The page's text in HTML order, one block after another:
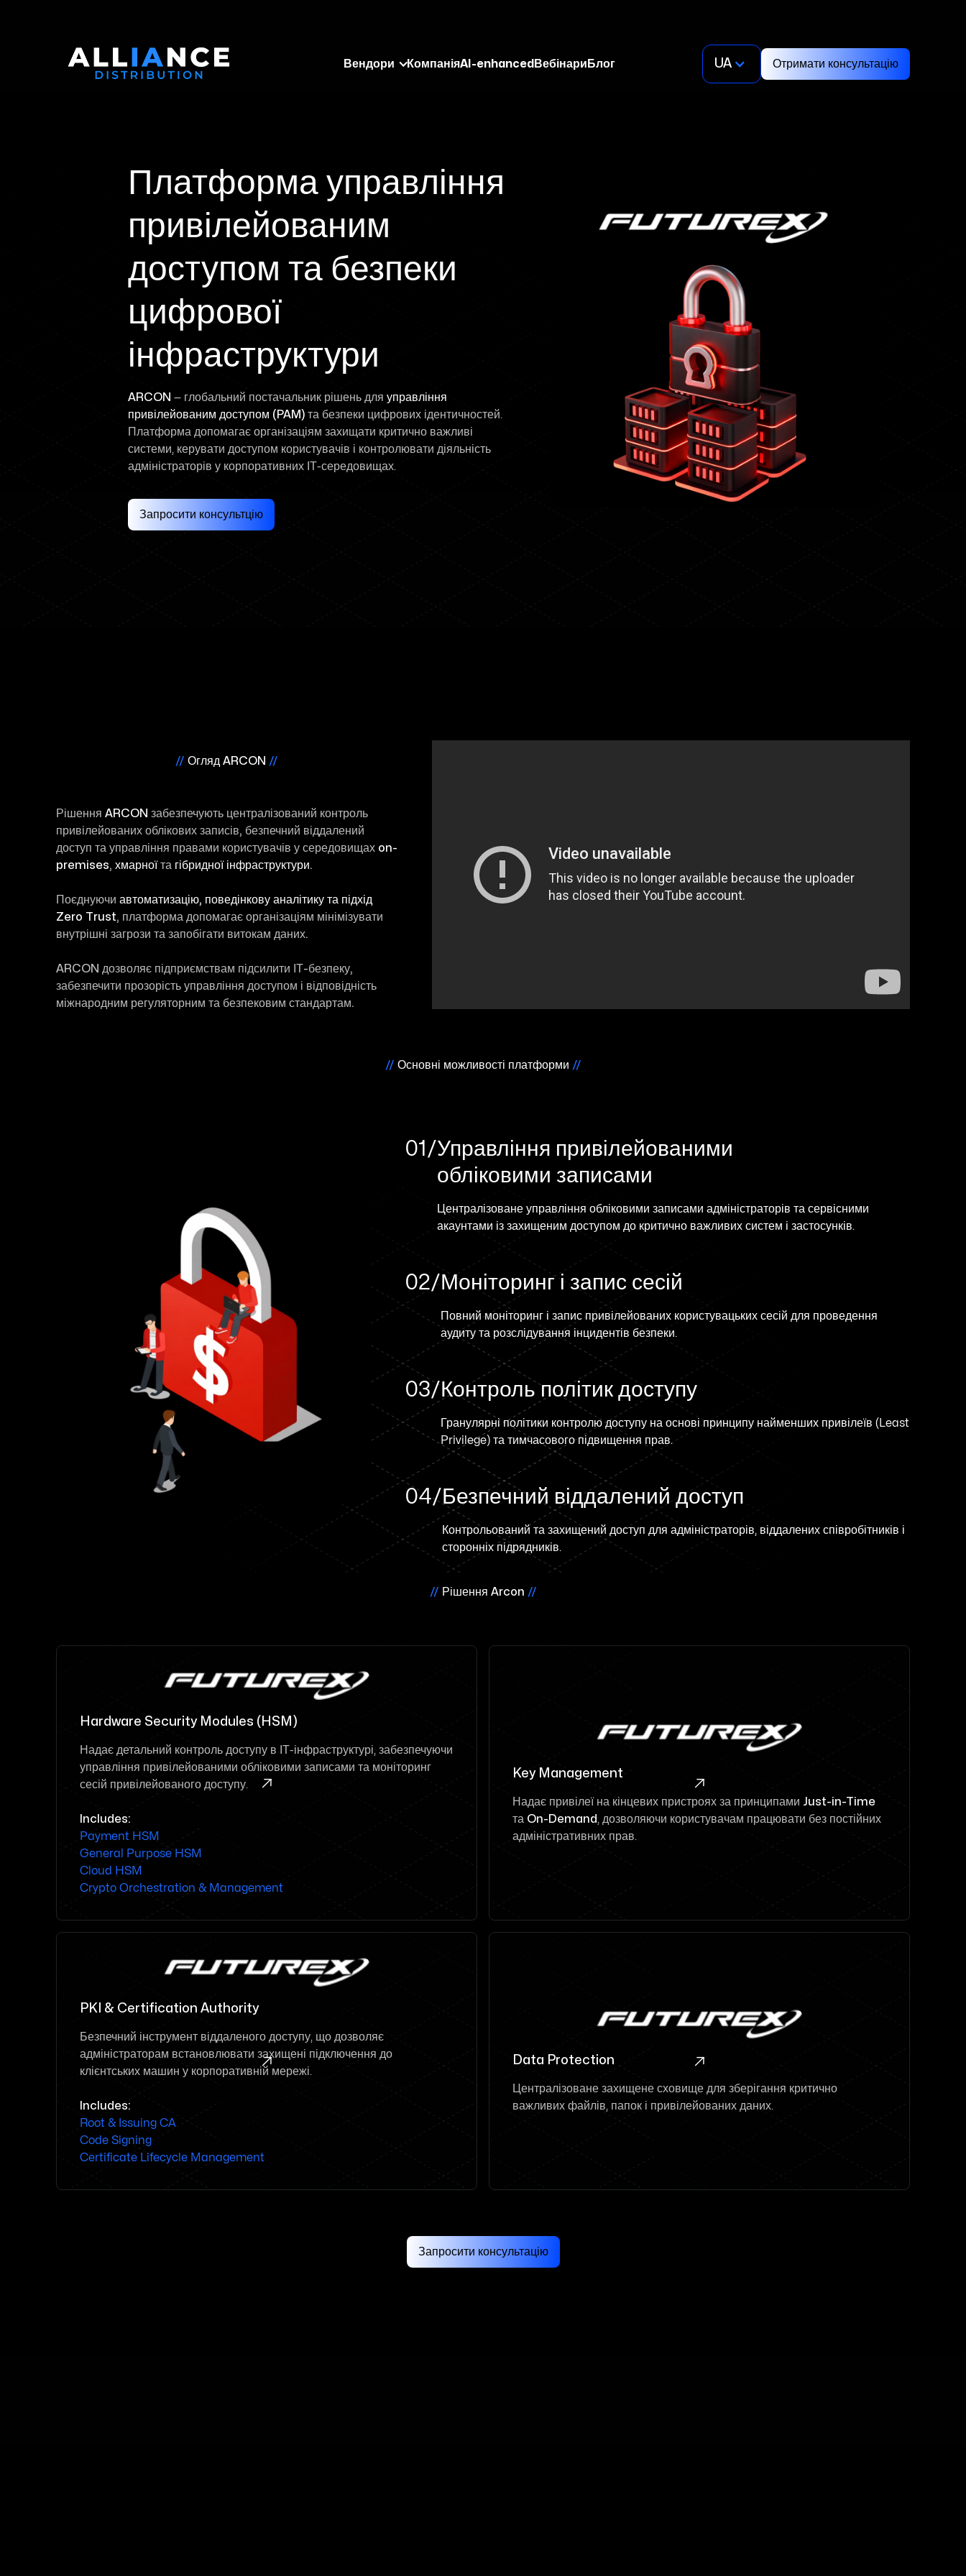
Вендори КомпаніяAI-enhanced Вебінари Блог UA Отримати консультацію
Платформа управління
привілейованим
доступом та безпеки
цифрової
інфраструктури
ARCON — глобальний постачальник рішень для управління
привілейованим доступом (PAM) та безпеки цифрових ідентичностей.
Платформа допомагає організаціям захищати критично важливі
системи, керувати доступом користувачів і контролювати діяльність
адміністраторів у корпоративних ІТ-середовищах.
Запросити консультцію
// Огляд ARCON //
Рішення ARCON забезпечують централізований контроль
привілейованих облікових записів, безпечний віддалений
доступ та управління правами користувачів у середовищах on-
premises, хмарноїта гібридної інфраструктури.
Поєднуючи автоматизацію, поведінкову аналітику та підхід
Zero Trust, платформа допомагає організаціям мінімізувати
внутрішні загрози та запобігати витокам даних.
ARCON дозволяє підприємствам підсилити ІТ-безпеку,
забезпечити прозорість управління доступом і відповідність
міжнародним регуляторним та безпековим стандартам.
// Основні можливості платформи //
01/Управління привілейованими
обліковими записами
Централізоване управління обліковими записами адміністраторів та сервісними
акаунтами із захищеним доступом до критично важливих систем і застосунків.
02/Моніторинг і запис сесій
Повний моніторинг і запис привілейованих користувацьких сесій для проведення
аудиту та розслідування інцидентів безпеки.
03/ Контроль політик доступу
Гранулярні політики контролю доступу на основі принципу найменших привілеїв (Least
Privilege) та тимчасового підвищення прав.
04/ Безпечний віддалений доступ
Контрольований та захищений доступ для адміністраторів, віддалених співробітників і
сторонніх підрядників.
// Рішення Arcon //
Hardware Security Modules (HSM)
Надає детальний контроль доступу в ІТ-інфраструктурі, забезпечуючи
управління привілейованими обліковими записами та моніторинг
сесій привілейованого доступу.
Includes:
Payment HSM
General Purpose HSM
Cloud HSM
Crypto Orchestration & Management

Key Management
Надає привілеї на кінцевих пристроях за принципами Just-in-Time
та On-Demand, дозволяючи користувачам працювати без постійних
адміністративних прав.

PKI & Certification Authority
Безпечний інструмент віддаленого доступу, що дозволяє
адміністраторам встановлювати захищені підключення до
клієнтських машин у корпоративній мережі.
Includes:
Root & Issuing CA
Code Signing
Certificate Lifecycle Management
 Data Protection
Централізоване захищене сховище для зберігання критично
важливих файлів, папок і привілейованих даних.

Запросити консультацію